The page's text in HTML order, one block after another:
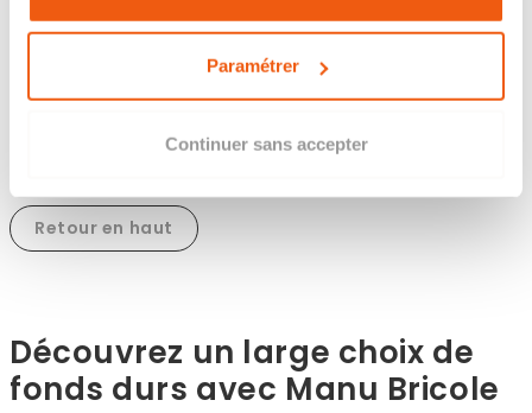
Paramétrer
Continuer sans accepter
30,25 € 21,59 €
Disponible
Retour en haut
Découvrez un large choix de
fonds durs avec Manu Bricole